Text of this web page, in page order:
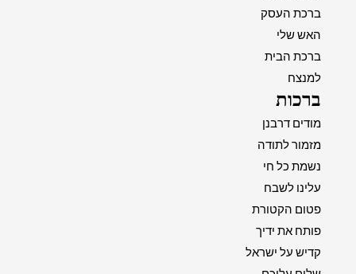
ברכת העסק
האש שלי
ברכת הבית
למנצח
ברכות
מודים דרבנן
מזמור לתודה
נשמת כל חי
עלינו לשבח
פטום הקטורת
פותח את ידיך
קדיש על ישראל